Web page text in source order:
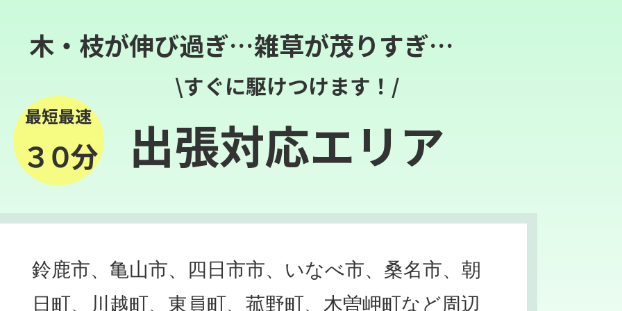
木・枝が伸び過ぎ…雑草が茂りすぎ…
最短最速
３０分
\すぐに駆けつけます！/
出張対応エリア
鈴鹿市、亀山市、四日市市、いなべ市、桑名市、朝
日町、川越町、東員町、菰野町、木曽岬町など周辺